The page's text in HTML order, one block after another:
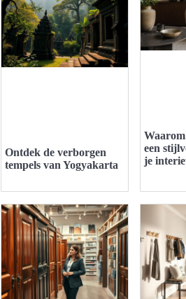
Ontdek de verborgen
tempels van Yogyakarta
een
je